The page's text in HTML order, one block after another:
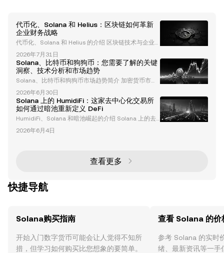
代币化、Solana 和 Helius：区块链如何革新
企业财务战略
代币化、Solana 和 Helius 的介绍 区块链技术与企业
财务战略的融合正在革新金融体系，其中代币化成为创
新的关键驱动力。Helius，这家具有前瞻性的公司，正
在利用 Solana 的区块链生态系统重新定义财务管理并
解锁新的金融机会。本文深入探讨了 Helius 如何通过
代币化和 Solana 改变企业金融。 什么是代币化及其重
要性 代币化是将现实世界的资产转换为区块链上的数
字代币的过程。这
2026年7月31日
Solana、比特币和狗狗币：您需要了解的关键
洞察、技术分析和市场趋势
Solana、比特币和狗狗币市场趋势简介 加密货币市场
正在迅速演变，Solana、比特币和狗狗币因其独特特
性和近期发展成为关键角色。本篇文章深入分析了技术
趋势、宏观经济因素以及塑造这些数字资产未来的潜在
机会。无论您是经验丰富的投资者还是好奇的初学者，
了解这些动态对于有效驾驭加密货币领域至关重要。 S
olana、比特币和狗狗币的技术分析 比特币：窄幅震荡
2026年6月30日
Solana 上的 HumidiFi：这家去中心化交易所
如何通过暗池重新定义 DeFi
HumidiFi、Solana 和暗池崛起的介绍 Solana 上的去
中心化金融（DeFi）生态系统正在经历一场变革，而 H
umidiFi 正在成为其中的关键角色。作为一家暗池去中
新功能，HumidiFi 正在挑战传统的自动化做市商（AM
M），并重塑 Solana DEX 的格局。本
2026年6月4日
查看更多
快捷导航
Solana购买指南
开始入门数字货币可能会让人觉得不知所
措，但学习如何购买比您想象的要简单。
查看 Solana 的价
参考 Solana 的实时
绪、最新资讯等一手